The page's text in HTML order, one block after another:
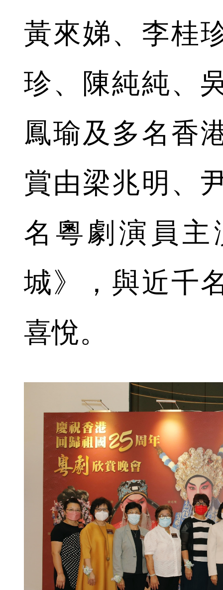
黃來娣、李桂
珍、陳純純、
鳳瑜及多名香
賞由梁兆明、
名粵劇演員
城》，與近千
喜悅。